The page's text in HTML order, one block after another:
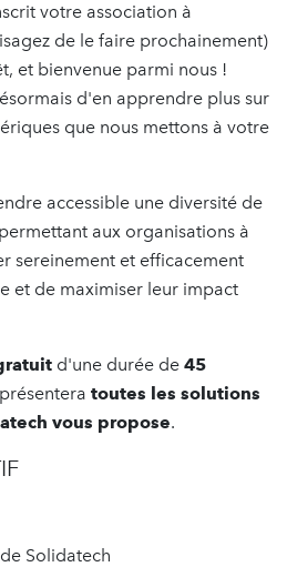
votre association à
de le faire prochainement)
et bienvenue parmi nous !
d'en apprendre plus sur
que nous mettons à votre
accessible une diversité de
aux organisations à
sereinement et efficacement
et de maximiser leur impact
d'une durée de 45
toutes les solutions
vous propose.
Solidatech